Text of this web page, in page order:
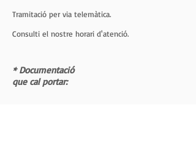
Tramitació per via telemàtica.
Consulti el nostre horari d'atenció.
* Documentació
que cal portar: